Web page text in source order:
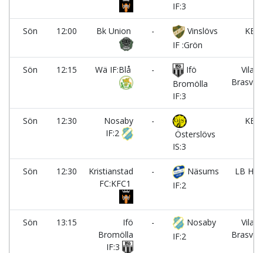
IF:3
Sön 12:00 Bk Union -
Vinslövs
IF :Grön
KET
Sön 12:15 Wä IF:Blå -
Ifö
Bromölla
IF:3
Vilans
Sön 12:30
Nosaby
IF:2
-
Österslövs
IS:3
KET
Sön 12:30
Kristianstad
FC:KFC1
-
Näsums
IF:2
LB
Sön 13:15
Ifö
Bromölla
IF:3
-
Nosaby
IF:2
Vilans